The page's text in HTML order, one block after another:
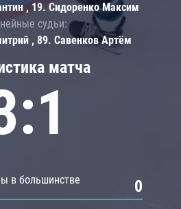
матча
в большинстве 0
, 19. Сидоренко Максим
судьи:
, 89. Савенков Артём